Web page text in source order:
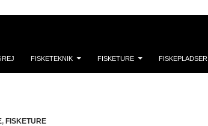
FISKETEKNIK FISKETURE FISKEPLADSER
, FISKETURE